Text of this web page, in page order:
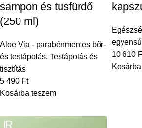
sampon és tusfürdő
(250 ml)
Aloe Via - parabénmentes bőr-
és testápolás, Testápolás és
tisztítás
5 490 Ft
Kosárba teszem
10 610